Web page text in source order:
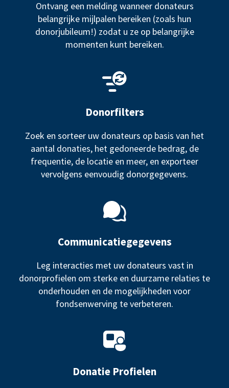
Ontvang een melding wanneer donateurs
belangrijke mijlpalen bereiken (zoals hun
donorjubileum!) zodat u ze op belangrijke
momenten kunt bereiken.
Donorfilters
Zoek en sorteer uw donateurs op basis van het
aantal donaties, het gedoneerde bedrag, de
frequentie, de locatie en meer, en exporteer
vervolgens eenvoudig donorgegevens.
Communicatiegegevens
Leg interacties met uw donateurs vast in
donorprofielen om sterke en duurzame relaties te
onderhouden en de mogelijkheden voor
fondsenwerving te verbeteren.
Donatie Profielen